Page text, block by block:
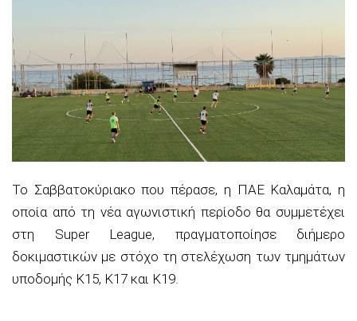
Το Σαββατοκύριακο που πέρασε, η ΠΑΕ Καλαμάτα, η
οποία από τη νέα αγωνιστική περίοδο θα συμμετέχει
στη Super League, πραγματοποίησε διήμερο
δοκιμαστικών με στόχο τη στελέχωση των τμημάτων
υποδομής Κ15, Κ17 και Κ19.